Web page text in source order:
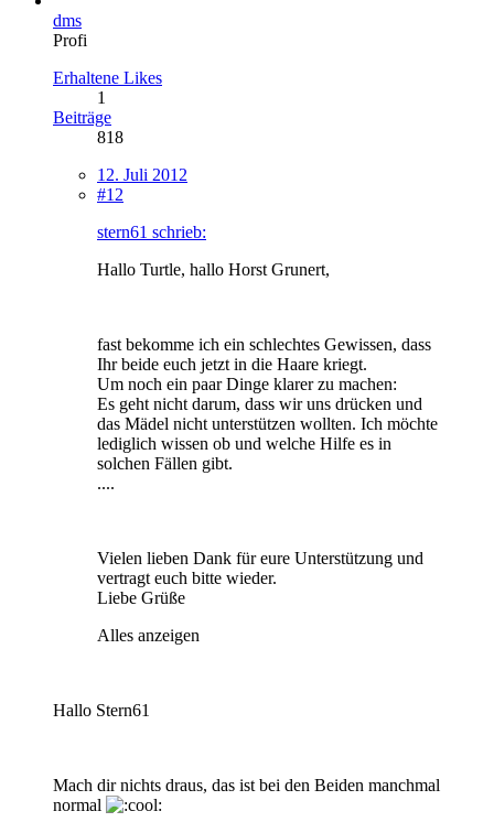
dms
Profi
Erhaltene Likes
1
Beiträge
818
12. Juli 2012
#12
stern61 schrieb:
Hallo Turtle, hallo Horst Grunert,
fast bekomme ich ein schlechtes Gewissen, dass
Ihr beide euch jetzt in die Haare kriegt.
Um noch ein paar Dinge klarer zu machen:
Es geht nicht darum, dass wir uns drücken und
das Mädel nicht unterstützen wollten. Ich möchte
lediglich wissen ob und welche Hilfe es in
solchen Fällen gibt.
....
Vielen lieben Dank für eure Unterstützung und
vertragt euch bitte wieder.
Liebe Grüße
Alles anzeigen
Hallo Stern61
Mach dir nichts draus, das ist bei den Beiden manchmal
normal